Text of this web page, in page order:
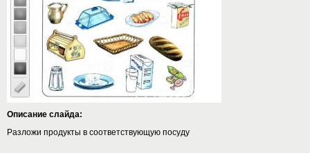
Описание слайда:
Разложи продукты в соответствующую посуду